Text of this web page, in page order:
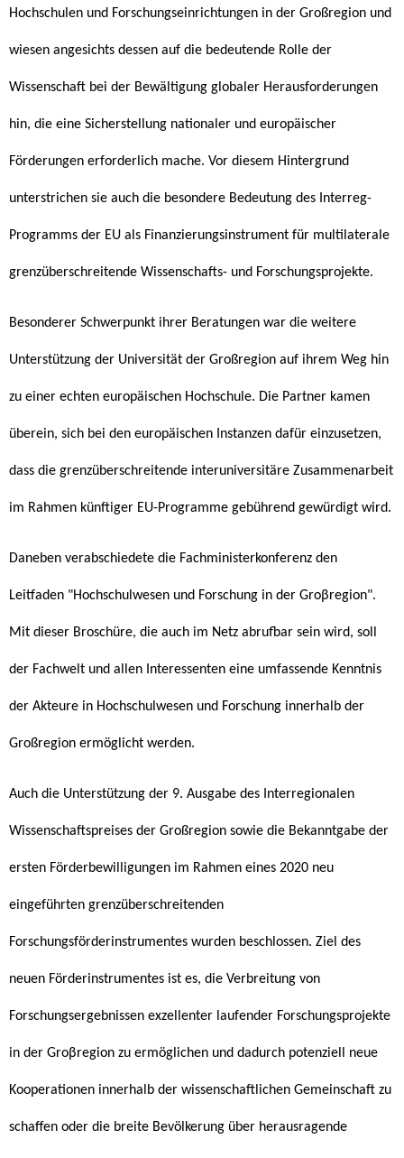
Hochschulen und Forschungseinrichtungen in der Großregion und
wiesen angesichts dessen auf die bedeutende Rolle der
Wissenschaft bei der Bewältigung globaler Herausforderungen
hin, die eine Sicherstellung nationaler und europäischer
Förderungen erforderlich mache. Vor diesem Hintergrund
unterstrichen sie auch die besondere Bedeutung des Interreg-
Programms der EU als Finanzierungsinstrument für multilaterale
grenzüberschreitende Wissenschafts- und Forschungsprojekte.
Besonderer Schwerpunkt ihrer Beratungen war die weitere
Unterstützung der Universität der Großregion auf ihrem Weg hin
zu einer echten europäischen Hochschule. Die Partner kamen
überein, sich bei den europäischen Instanzen dafür einzusetzen,
dass die grenzüberschreitende interuniversitäre Zusammenarbeit
im Rahmen künftiger EU-Programme gebührend gewürdigt wird.
Daneben verabschiedete die Fachministerkonferenz den
Leitfaden "Hochschulwesen und Forschung in der Groβregion".
Mit dieser Broschüre, die auch im Netz abrufbar sein wird, soll
der Fachwelt und allen Interessenten eine umfassende Kenntnis
der Akteure in Hochschulwesen und Forschung innerhalb der
Großregion ermöglicht werden.
Auch die Unterstützung der 9. Ausgabe des Interregionalen
Wissenschaftspreises der Großregion sowie die Bekanntgabe der
ersten Förderbewilligungen im Rahmen eines 2020 neu
eingeführten grenzüberschreitenden
Forschungsförderinstrumentes wurden beschlossen. Ziel des
neuen Förderinstrumentes ist es, die Verbreitung von
Forschungsergebnissen exzellenter laufender Forschungsprojekte
in der Groβregion zu ermöglichen und dadurch potenziell neue
Kooperationen innerhalb der wissenschaftlichen Gemeinschaft zu
schaffen oder die breite Bevölkerung über herausragende